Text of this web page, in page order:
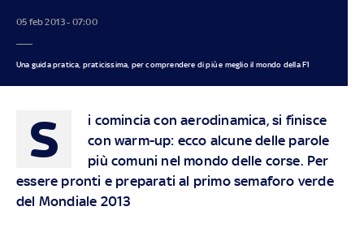
05 feb 2013 - 07:00
Una guida pratica, praticissima, per comprendere di più e meglio il mondo della F1
S
i comincia con aerodinamica, si finisce
con warm-up: ecco alcune delle parole
più comuni nel mondo delle corse. Per
essere pronti e preparati al primo semaforo verde
del Mondiale 2013